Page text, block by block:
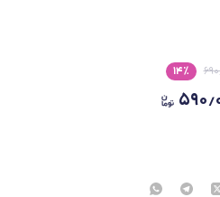
۱۴٪